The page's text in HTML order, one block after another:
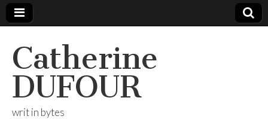
Catherine
DUFOUR
writ in bytes